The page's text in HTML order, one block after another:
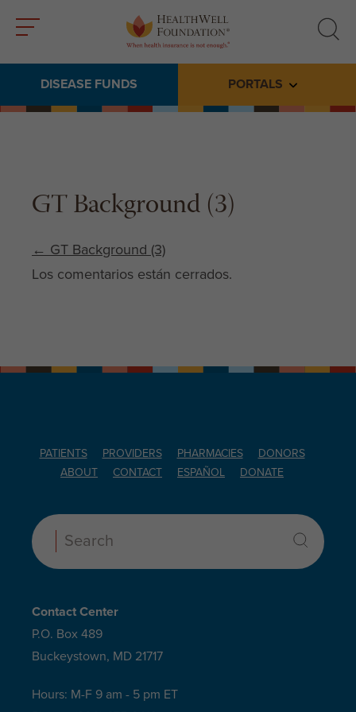
search
DISEASE FUNDS PORTALS Toggle
GT Background (3)
Post navigation
← GT Background (3)
Los comentarios están cerrados.
PATIENTS PROVIDERS PHARMACIES
DONORS
ABOUT
CONTACT ESPAÑOL DONATE
Search:
Contact Center
P.O. Box 489
Buckeystown, MD 21717
Hours: M-F 9 am - 5 pm ET